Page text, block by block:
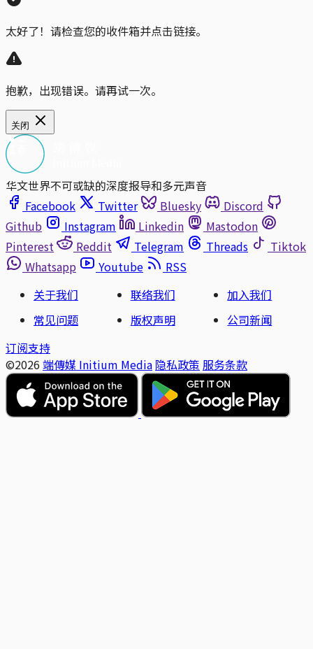
太好了！请检查您的收件箱并点击链接。
抱歉，出现错误。请再试一次。
关闭
华文世界不可或缺的深度报导和多元声音
Facebook
Twitter Bluesky
Discord
Github
Instagram Linkedin
Mastodon
Pinterest
Reddit Telegram Threads
Tiktok
Whatsapp
Youtube
RSS
关于我们
联络我们
加入我们
常见问题
版权声明
公司新闻
订阅支持
©2026 端傳媒 Initium Media 隐私政策 服务条款